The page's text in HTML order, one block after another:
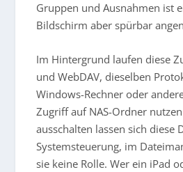
Gruppen und Ausnahmen ist
Bildschirm aber spürbar
Im Hintergrund laufen diese
und WebDAV, dieselben
Windows-Rechner oder
Zugriff auf NAS-Ordner
ausschalten lassen sich diese
Systemsteuerung, im
sie keine Rolle. Wer ein iPad